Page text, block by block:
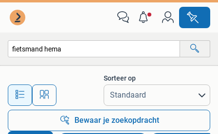
Alle afstanden…
Sorteer op
Bewaar je zoekopdracht